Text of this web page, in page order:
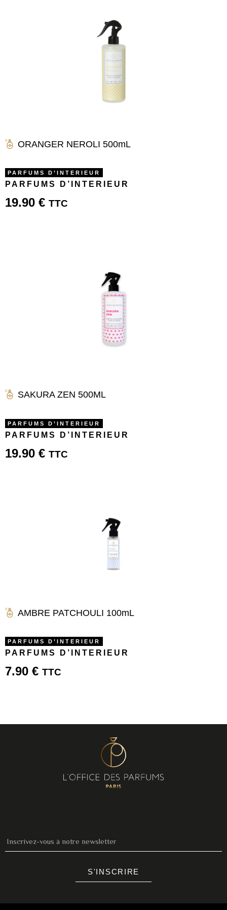
ORANGER NEROLI 500mL
PARFUMS D’INTERIEUR
PARFUMS D’INTERIEUR
19.90 € TTC
SAKURA ZEN 500ML
PARFUMS D’INTERIEUR
PARFUMS D’INTERIEUR
19.90 € TTC
AMBRE PATCHOULI 100mL
PARFUMS D’INTERIEUR
PARFUMS D’INTERIEUR
7.90 € TTC
S'INSCRIRE